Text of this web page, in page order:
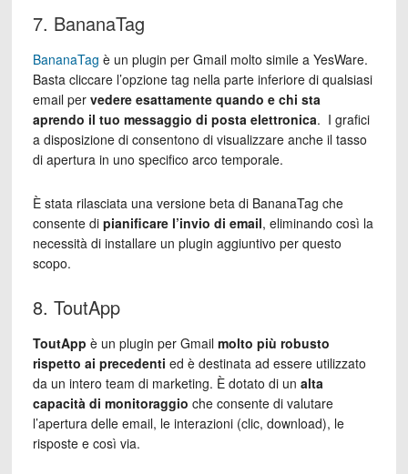
7. BananaTag
BananaTag è un plugin per Gmail molto simile a YesWare.
Basta cliccare l’opzione tag nella parte inferiore di qualsiasi
email per vedere esattamente quando e chi sta
aprendo il tuo messaggio di posta elettronica. I grafici
a disposizione di consentono di visualizzare anche il tasso
di apertura in uno specifico arco temporale.
È stata rilasciata una versione beta di BananaTag che
consente di pianificare l’invio di email, eliminando così la
necessità di installare un plugin aggiuntivo per questo
scopo.
8. ToutApp
ToutApp è un plugin per Gmail molto più robusto
rispetto ai precedenti ed è destinata ad essere utilizzato
da un intero team di marketing. È dotato di un alta
capacità di monitoraggio che consente di valutare
l’apertura delle email, le interazioni (clic, download), le
risposte e così via.